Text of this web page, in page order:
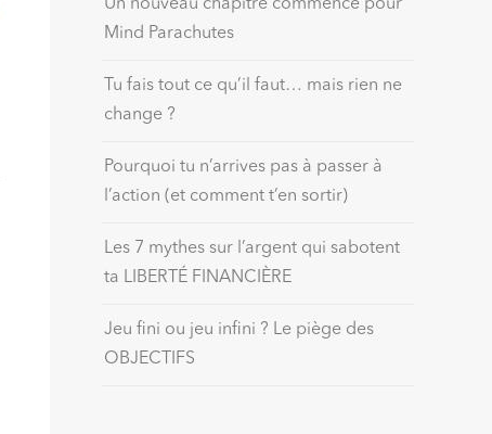
Un nouveau chapitre commence pour
Mind Parachutes
Tu fais tout ce qu’il faut… mais rien ne
change ?
Pourquoi tu n’arrives pas à passer à
l’action (et comment t’en sortir)
Les 7 mythes sur l’argent qui sabotent
ta LIBERTÉ FINANCIÈRE
Jeu fini ou jeu infini ? Le piège des
OBJECTIFS